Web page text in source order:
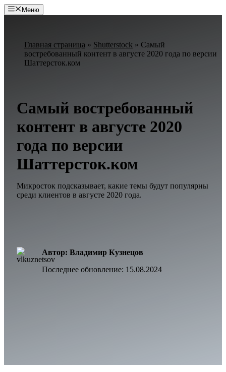
Перейти
к
Меню
Главная страница » Shutterstock » Самый
востребованный контент в августе 2020 года по версии
Шаттерсток.ком
Самый востребованный
контент в августе 2020
года по версии
Шаттерсток.ком
Микросток подсказывает, какие темы будут популярны
среди клиентов в августе 2020 года.
Автор: Владимир Кузнецов
Последнее обновление: 15.08.2024